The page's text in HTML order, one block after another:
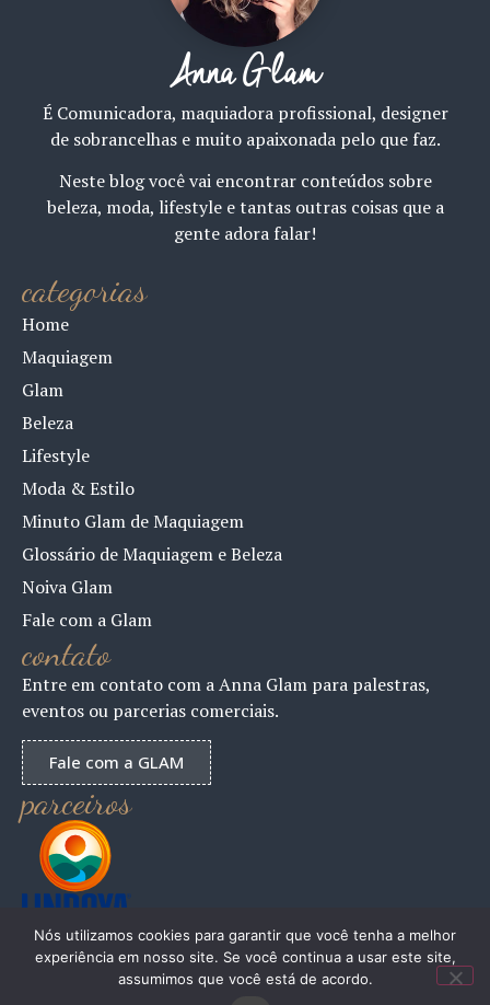
Anna Glam
É Comunicadora, maquiadora profissional, designer
de sobrancelhas e muito apaixonada pelo que faz.
Neste blog você vai encontrar conteúdos sobre
beleza, moda, lifestyle e tantas outras coisas que a
gente adora falar!
categorias
Home
Maquiagem
Glam
Beleza
Lifestyle
Moda & Estilo
Minuto Glam de Maquiagem
Glossário de Maquiagem e Beleza
Noiva Glam
Fale com a Glam
contato
Entre em contato com a Anna Glam para palestras,
eventos ou parcerias comerciais.
Fale com a GLAM
parceiros
Nós utilizamos cookies para garantir que você tenha a melhor
experiência em nosso site. Se você continua a usar este site,
assumimos que você está de acordo.